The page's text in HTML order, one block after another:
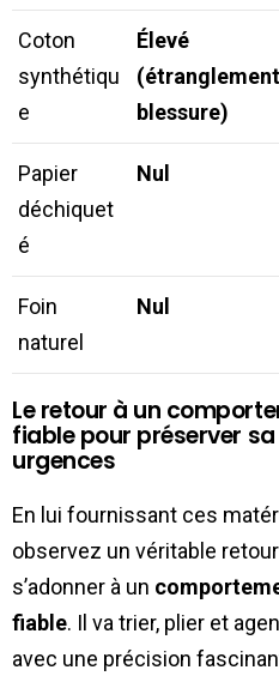
Coton
synthétiqu
e
Élevé
blessure)
Papier
déchiquet
é
Nul
Foin
naturel
Nul
Le retour à un
fiable pour préserver
urgences
En lui fournissant ces
observez un véritable retour
s’adonner à un
fiable. Il va trier, plier et
avec une précision